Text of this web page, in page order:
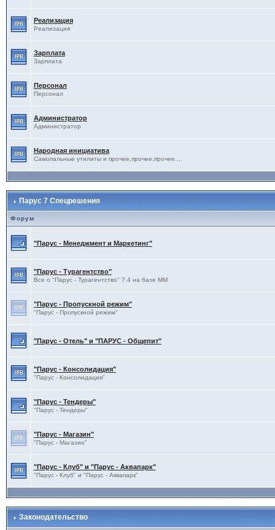
Реализация
Реализация
Зарплата
Зарплата
Персонал
Персонал
Администратор
Администратор
Народная инициатива
Самопальные утилиты и прочее,прочее,прочее....
Парус 7 Спецрешения
Форум
"Парус - Менеджмент и Маркетинг"
"Парус - Турагентство"
Все о "Парус - Турагентство" 7.4 на базе ММ
"Парус - Пропускной режим"
"Парус - Пропускной режим"
"Парус - Отель" и "ПАРУС - Общепит"
"Парус - Консолидация"
"Парус - Консолидация"
"Парус - Тендеры"
"Парус - Тендеры"
"Парус - Магазин"
"Парус - Магазин"
"Парус - Клуб" и "Парус - Аквапарк"
"Парус - Клуб" и "Парус - Аквапарк"
Законодательство